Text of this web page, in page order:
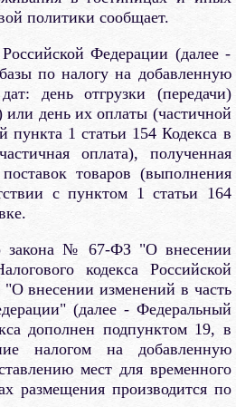
политики сообщает.
Федерации (далее -
по налогу на добавленную
день отгрузки (передачи)
или день их оплаты (частичной
1 статьи 154 Кодекса в
оплата), полученная
товаров (выполнения
с пунктом 1 статьи 164
закона № 67-ФЗ "О внесении
кодекса Российской
внесении изменений в часть
(далее - Федеральный
дополнен подпунктом 19, в
налогом на добавленную
мест для временного
размещения производится по